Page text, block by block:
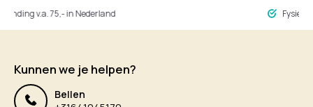
v.a. 75,- in Nederland Fysieke
Kunnen we je helpen?
Bellen